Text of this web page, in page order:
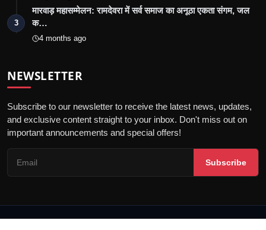
3
मारवाड़ महासम्मेलन: रामदेवरा में सर्व समाज का अनूठा एकता संगम, जल
क…
4 months ago
NEWSLETTER
Subscribe to our newsletter to receive the latest news, updates,
and exclusive content straight to your inbox. Don't miss out on
important announcements and special offers!
Subscribe